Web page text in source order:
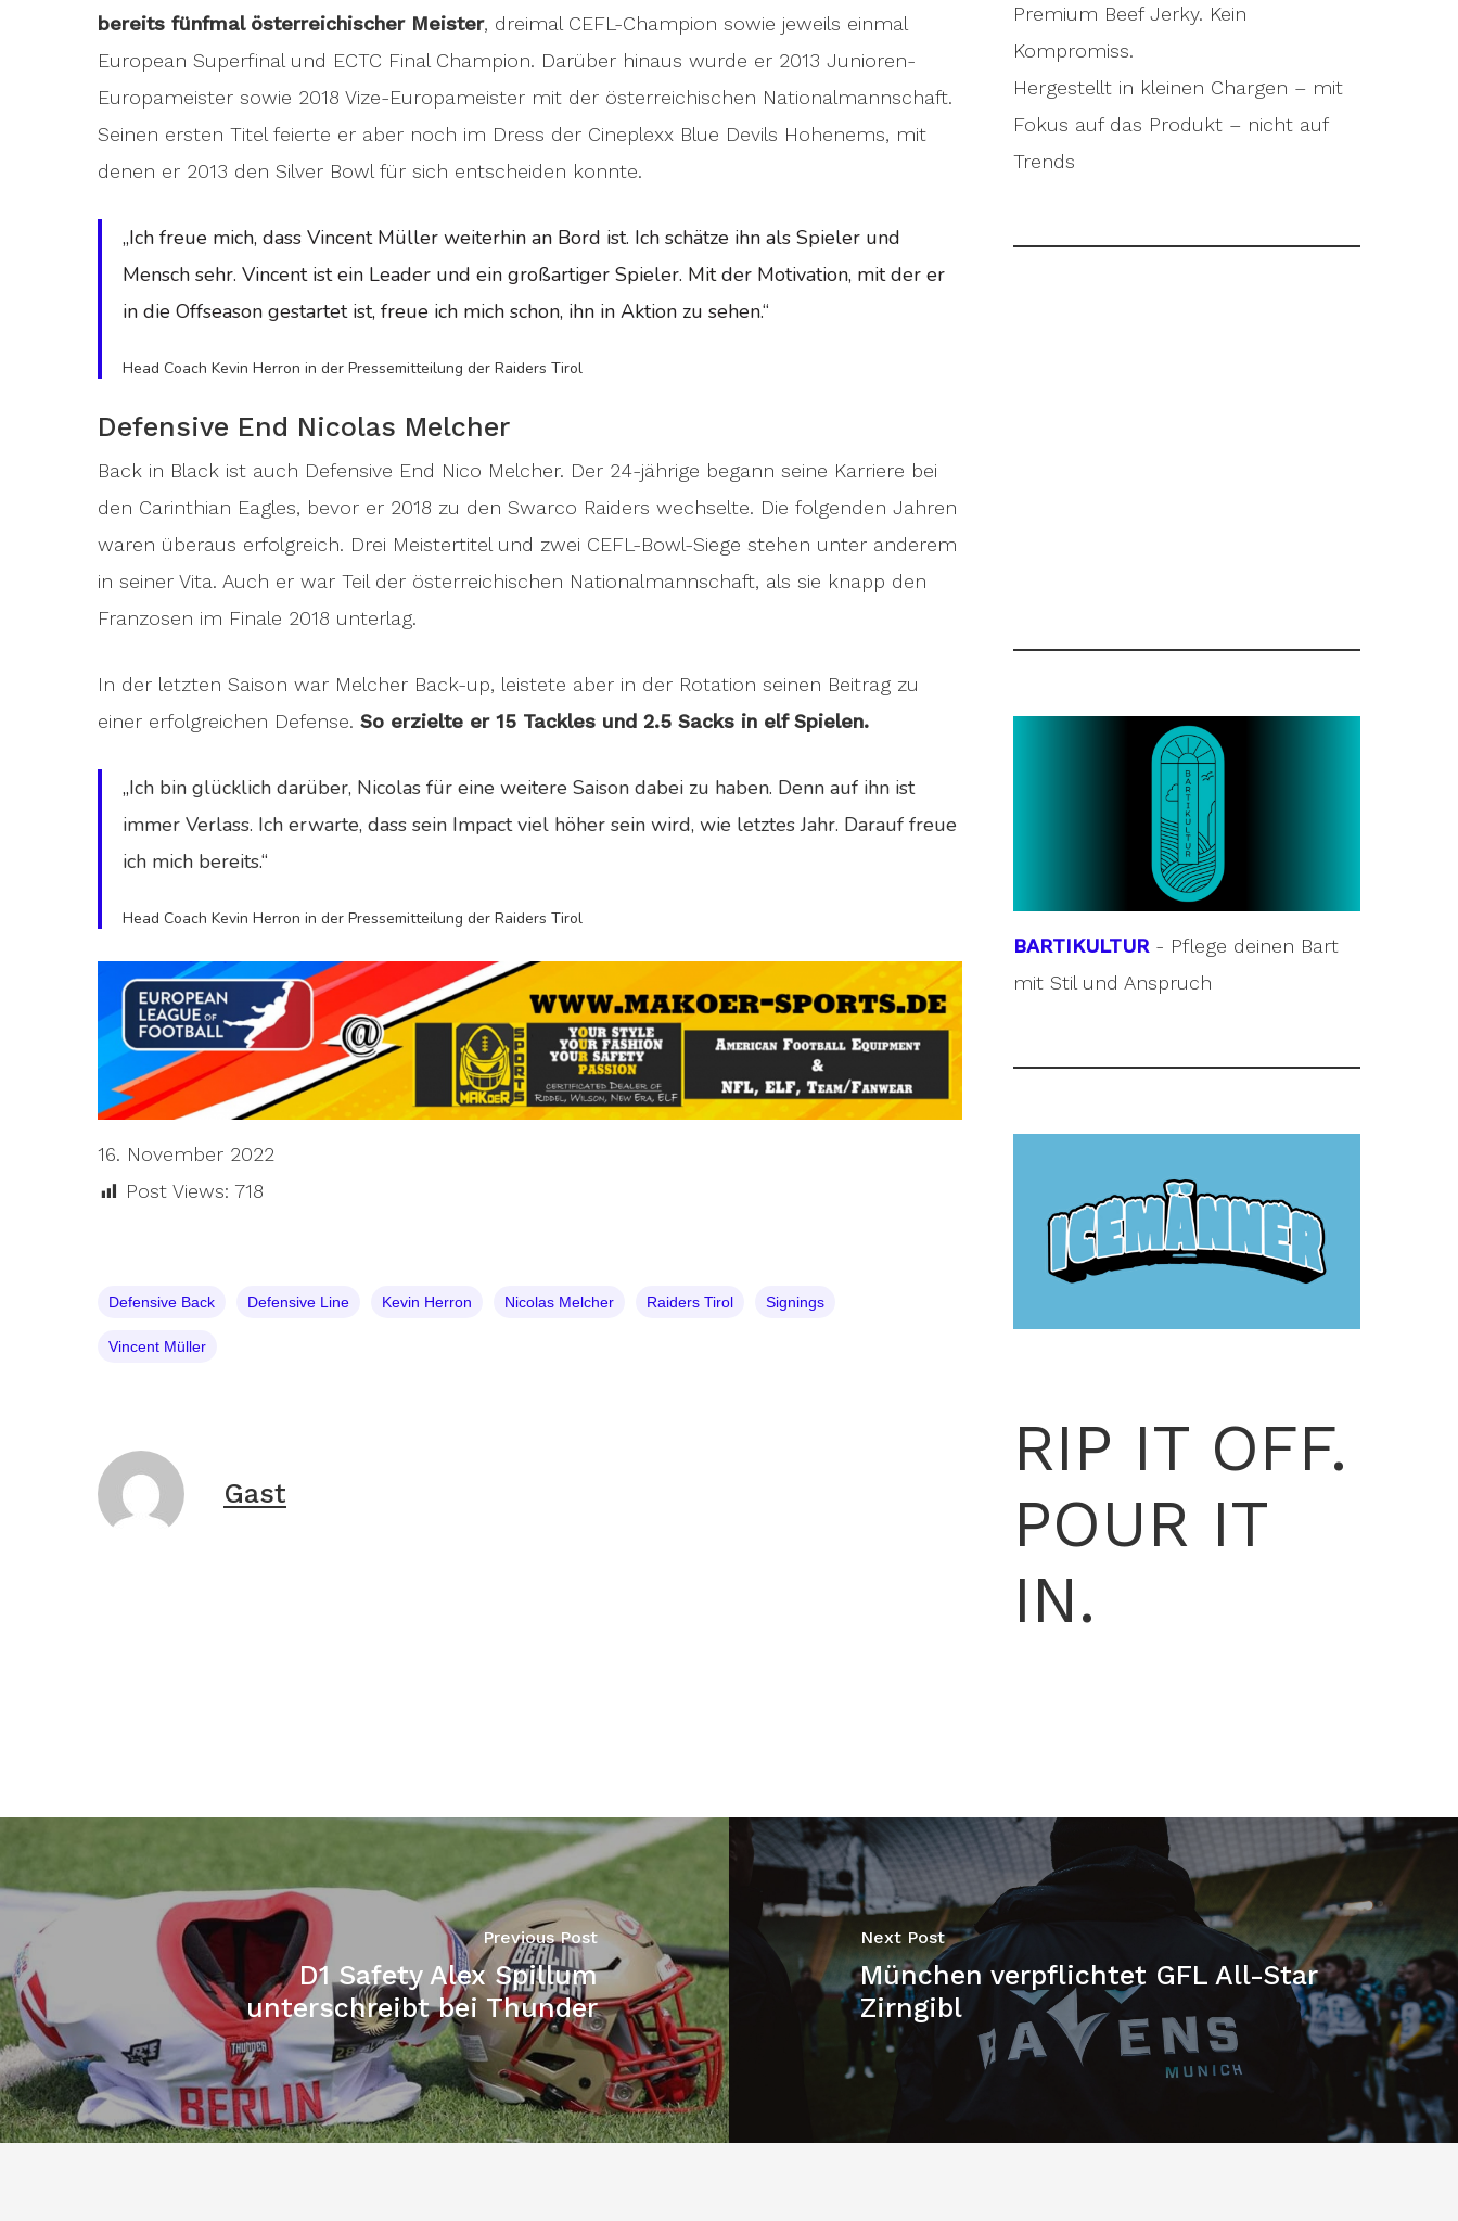
bereits fünfmal österreichischer Meister, dreimal CEFL-Champion sowie jeweils einmal
European Superfinal und ECTC Final Champion. Darüber hinaus wurde er 2013 Junioren-
Europameister sowie 2018 Vize-Europameister mit der österreichischen Nationalmannschaft.
Seinen ersten Titel feierte er aber noch im Dress der Cineplexx Blue Devils Hohenems, mit
denen er 2013 den Silver Bowl für sich entscheiden konnte.
„Ich freue mich, dass Vincent Müller weiterhin an Bord ist. Ich schätze ihn als Spieler und
Mensch sehr. Vincent ist ein Leader und ein großartiger Spieler. Mit der Motivation, mit der er
in die Offseason gestartet ist, freue ich mich schon, ihn in Aktion zu sehen.“
Head Coach Kevin Herron in der Pressemitteilung der Raiders Tirol
Defensive End Nicolas Melcher
Back in Black ist auch Defensive End Nico Melcher. Der 24-jährige begann seine Karriere bei
den Carinthian Eagles, bevor er 2018 zu den Swarco Raiders wechselte. Die folgenden Jahren
waren überaus erfolgreich. Drei Meistertitel und zwei CEFL-Bowl-Siege stehen unter anderem
in seiner Vita. Auch er war Teil der österreichischen Nationalmannschaft, als sie knapp den
Franzosen im Finale 2018 unterlag.
In der letzten Saison war Melcher Back-up, leistete aber in der Rotation seinen Beitrag zu
einer erfolgreichen Defense. So erzielte er 15 Tackles und 2.5 Sacks in elf Spielen.
„Ich bin glücklich darüber, Nicolas für eine weitere Saison dabei zu haben. Denn auf ihn ist
immer Verlass. Ich erwarte, dass sein Impact viel höher sein wird, wie letztes Jahr. Darauf freue
ich mich bereits.“
Head Coach Kevin Herron in der Pressemitteilung der Raiders Tirol
16. November 2022
Post Views: 718
Defensive Back Defensive Line Kevin Herron Nicolas Melcher Raiders Tirol Signings
Vincent Müller
Gast
Premium Beef Jerky. Kein
Kompromiss.
Hergestellt in kleinen Chargen – mit
Fokus auf das Produkt – nicht auf
Trends
BARTIKULTUR- Pflege deinen Bart
mit Stil und Anspruch
RIP IT OFF.
POUR IT
IN.
Previous Post
D1 Safety Alex Spillum
unterschreibt bei Thunder
Next Post
München verpflichtet GFL All-Star
Zirngibl